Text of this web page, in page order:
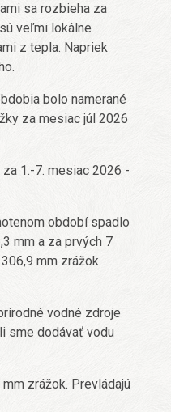
sa rozbieha za
veľmi lokálne
z tepla. Napriek
bolo namerané
za mesiac júl 2026
1.-7. mesiac 2026 -
období spadlo
mm a za prvých 7
mm zrážok.
vodné zdroje
sme dodávať vodu
zrážok. Prevládajú